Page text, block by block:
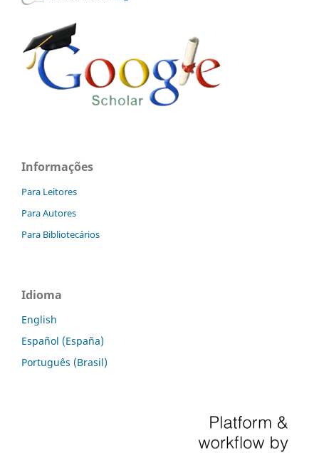
Informações
Para Leitores
Para Autores
Para Bibliotecários
Idioma
English
Español (España)
Português (Brasil)